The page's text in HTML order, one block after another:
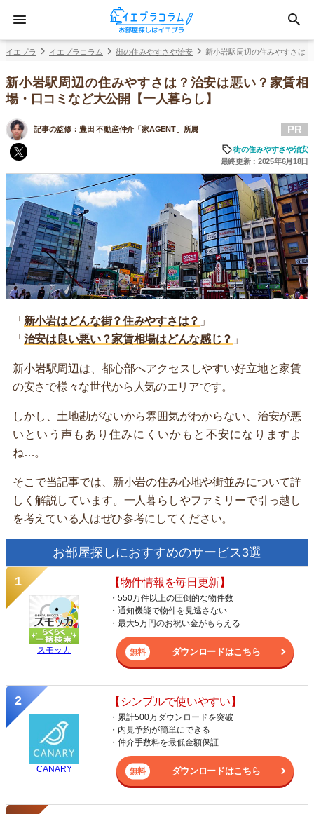
イエプラ イエプラコラム 街の住みやすさや治安 新小岩駅周辺の住みやすさは
新小岩駅周辺の住みやすさは？治安は悪い？家賃相
場・口コミなど大公開【一人暮らし】
記事の監修： 豊田 不動産仲介「家AGENT」所属 PR
街の住みやすさや治安
最終更新：2025年6月18日
「 新小岩はどんな街？住みやすさは？ 」
「 治安は良い悪い？家賃相場はどんな感じ？ 」
新小岩駅周辺は、都心部へアクセスしやすい好立地と家賃
の安さで様々な世代から人気のエリアです。
しかし、土地勘がないから雰囲気がわからない、治安が悪
いという声もあり住みにくいかもと不安になりますよ
ね…。
そこで当記事では、新小岩の住み心地や街並みについて詳
しく解説しています。一人暮らしやファミリーで引っ越し
を考えている人はぜひ参考にしてください。
お部屋探しにおすすめのサービス3選
スモッカ
【物件情報を毎日更新】
・550万件以上の圧倒的な物件数
・通知機能で物件を見逃さない
・最大5万円のお祝い金がもらえる
ダウンロードはこちら
CANARY
【シンプルで使いやすい】
・累計500万ダウンロードを突破
・内見予約が簡単にできる
・仲介手数料を最低金額保証
ダウンロードはこちら